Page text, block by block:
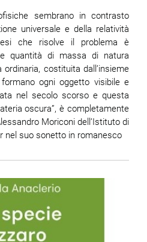
sembrano in contrasto
universale e della relatività
che risolve il problema è
quantità di massa di natura
costituita dall’insieme
ogni oggetto visibile e
nel secolo scorso e questa
oscura”, è completamente
Moriconi dell’Istituto di
nel suo sonetto in romanesco